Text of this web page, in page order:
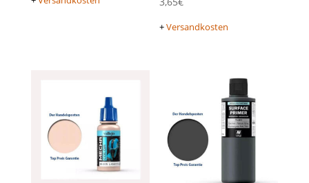
+Versandkosten